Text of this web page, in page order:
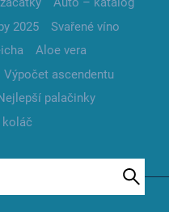
2025
Svařené víno
Aloe vera
Výpočet ascendentu
palačinky
koláč